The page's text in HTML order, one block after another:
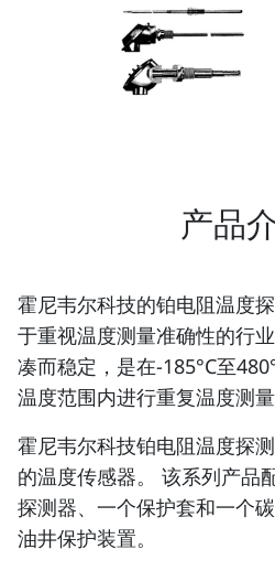
产品
霍尼韦尔科技的铂电阻温度
于重视温度测量准确性的行
凑而稳定，是在-185°C至
温度范围内进行重复温度测量
霍尼韦尔科技铂电阻温度探
的温度传感器。 该系列产品
探测器、一个保护套和一个
油井保护装置。